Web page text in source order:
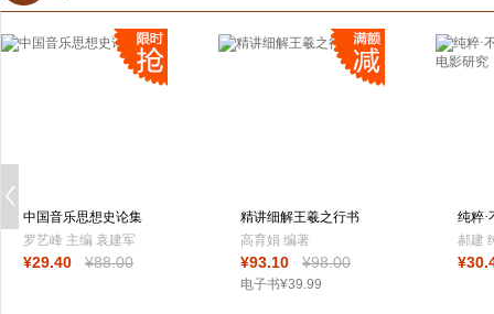
中国音乐思想史论集
罗艺峰 主编 袁建军
副主编
¥29.40 ¥88.00
精讲细解王羲之行书
尺牍
高育娟 编著
¥93.10 ¥98.00
电子书¥39.99
纯粹·
黑色
郝建
¥30